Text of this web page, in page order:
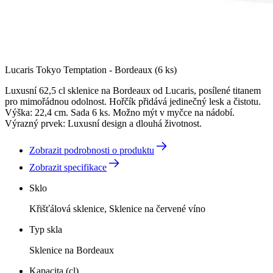
Lucaris Tokyo Temptation - Bordeaux (6 ks)
Luxusní 62,5 cl sklenice na Bordeaux od Lucaris, posílené titanem
pro mimořádnou odolnost. Hořčík přidává jedinečný lesk a čistotu.
Výška: 22,4 cm. Sada 6 ks. Možno mýt v myčce na nádobí.
Výrazný prvek: Luxusní design a dlouhá životnost.
Zobrazit podrobnosti o produktu
Zobrazit specifikace
Sklo
Křišťálová sklenice, Sklenice na červené víno
Typ skla
Sklenice na Bordeaux
Kapacita (cl)